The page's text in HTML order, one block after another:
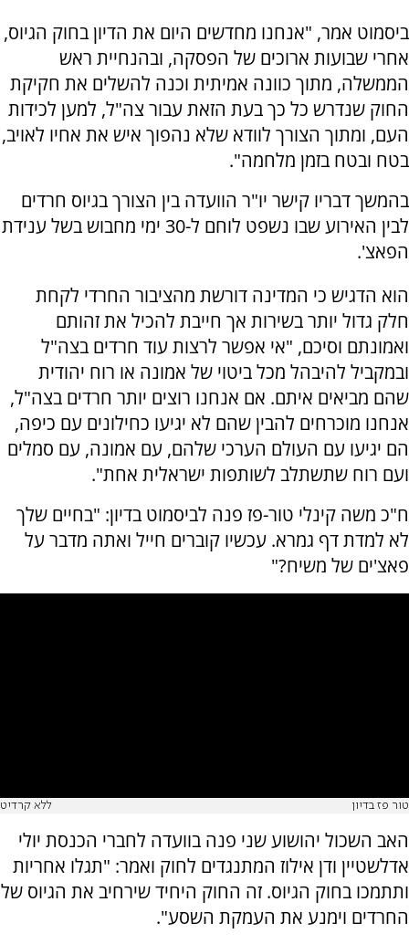
ביסמוט אמר, "אנחנו מחדשים היום את הדיון בחוק הגיוס,
אחרי שבועות ארוכים של הפסקה, ובהנחיית ראש
הממשלה, מתוך כוונה אמיתית וכנה להשלים את חקיקת
החוק שנדרש כל כך בעת הזאת עבור צה"ל, למען לכידות
העם, ומתוך הצורך לוודא שלא נהפוך איש את אחיו לאויב,
בטח ובטח בזמן מלחמה".
בהמשך דבריו קישר יו"ר הוועדה בין הצורך בגיוס חרדים
לבין האירוע שבו נשפט לוחם ל-30 ימי מחבוש בשל ענידת
הפאצ'.
הוא הדגיש כי המדינה דורשת מהציבור החרדי לקחת
חלק גדול יותר בשירות אך חייבת להכיל את זהותם
ואמונתם וסיכם, "אי אפשר לרצות עוד חרדים בצה"ל
ובמקביל להיבהל מכל ביטוי של אמונה או רוח יהודית
שהם מביאים איתם. אם אנחנו רוצים יותר חרדים בצה"ל,
אנחנו מוכרחים להבין שהם לא יגיעו כחילונים עם כיפה,
הם יגיעו עם העולם הערכי שלהם, עם אמונה, עם סמלים
ועם רוח שתשתלב לשותפות ישראלית אחת".
ח"כ משה קינלי טור-פז פנה לביסמוט בדיון: "בחיים שלך
לא למדת דף גמרא. עכשיו קוברים חייל ואתה מדבר על
פאצ'ים של משיח?"
טור פז בדיון ללא קרדיט
האב השכול יהושוע שני פנה בוועדה לחברי הכנסת יולי
אדלשטיין ודן אילוז המתנגדים לחוק ואמר: "תגלו אחריות
ותתמכו בחוק הגיוס. זה החוק היחיד שירחיב את הגיוס של
החרדים וימנע את העמקת השסע".